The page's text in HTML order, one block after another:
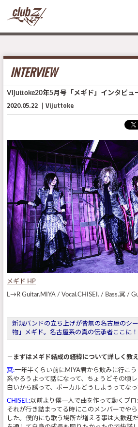
INTERVIEW
Vijuttoke20年5月号「メギド」インタビュ
2020.05.22 Vijuttoke
メギド HP
L→R Guitar.MIYA / Vocal.CHISEI. / Bass.冥 /
新規バンドの立ち上げが皆無の名古屋のシ
物」メギド。名古屋系の真の伝承者ここに！
－まずはメギド結成の経緯について詳しく教
冥:一年半くらい前にMIYA君から飲みに行こ
系やろうよって話になって、ちょうどその頃
白いから誘って、ボーカルどうしようってな
CHISEI.:以前より僕一人で曲を作って動くプロ
それが行き詰まってる時にこのメンバーでや
した。僕的にも歌う場所が増える事は大歓迎